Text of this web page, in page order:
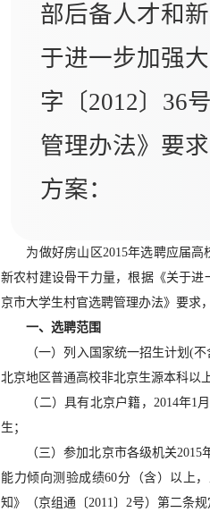
部后备人才和
于进一步加强
字〔2012〕36
管理办法》要
方案：
为做好房山区2015年选聘应届
新农村建设骨干力量，根据《关于进
京市大学生村官选聘管理办法》要求
一、选聘范围
（一）列入国家统一招生计划(
北京地区普通高校非北京生源本科以
（二）具有北京户籍，2014年
生；
（三）参加北京市各级机关
能力倾向测验成绩60分（含）以上
知》（京组通〔2011〕2号）第二条